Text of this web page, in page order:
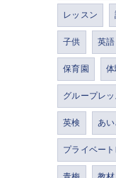
レッスン
子供
英語
保育園
グループレ
英検
あ
プライベー